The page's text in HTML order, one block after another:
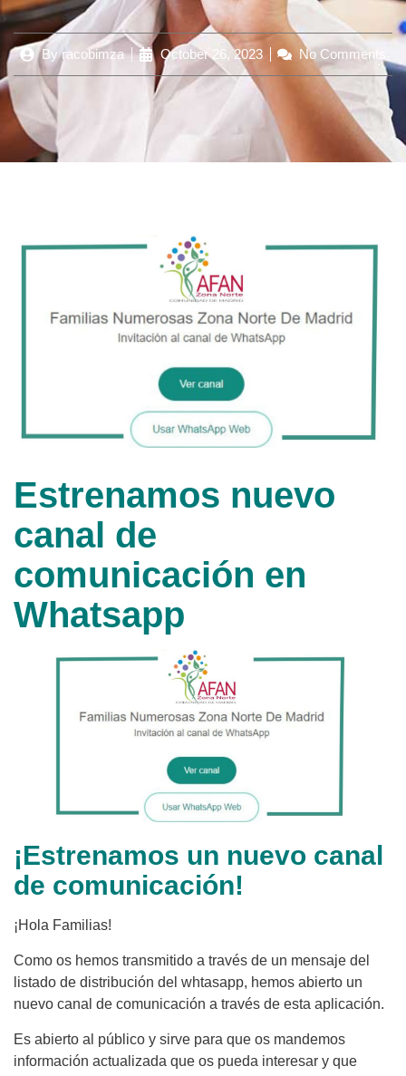
Byracobimza October 26, 2023 No Comments
Estrenamos nuevo
canal de
comunicación en
Whatsapp
¡Estrenamos un nuevo canal
de comunicación!
¡Hola Familias!
Como os hemos transmitido a través de un mensaje del
listado de distribución del whtasapp, hemos abierto un
nuevo canal de comunicación a través de esta aplicación.
Es abierto al público y sirve para que os mandemos
información actualizada que os pueda interesar y que